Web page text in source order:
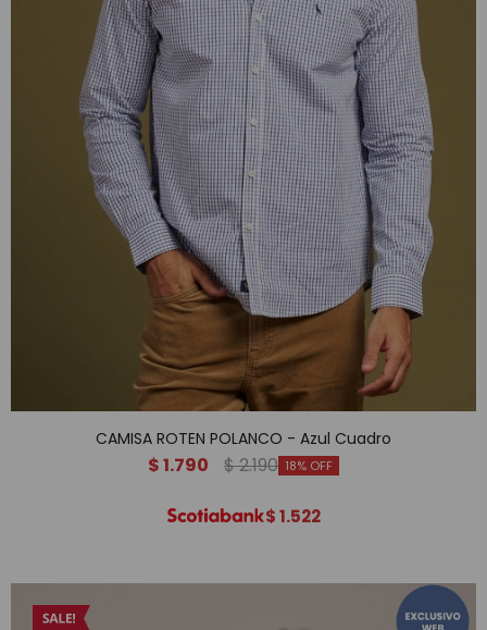
CAMISA ROTEN POLANCO - Azul Cuadro
$1.790 $2.190 18
$1.522